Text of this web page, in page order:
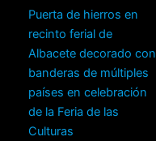
Puerta de hierros en
recinto ferial de
Albacete decorado con
banderas de múltiples
países en celebración
de la Feria de las
Culturas